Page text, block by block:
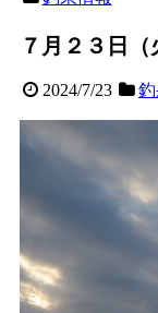
７月２３日
2024/7/23